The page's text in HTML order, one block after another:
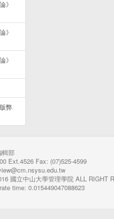
》
》
》
弊
部
Ext.4526 Fax: (07)525-4599
國立中山大學管理學院 ALL RIGHT
time: 0.015449047088623